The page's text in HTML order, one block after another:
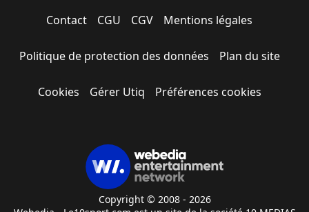
Contact CGU CGV Mentions légales
Politique de protection des données Plan du site
Cookies Gérer Utiq Préférences cookies
Copyright © 2008 - 2026